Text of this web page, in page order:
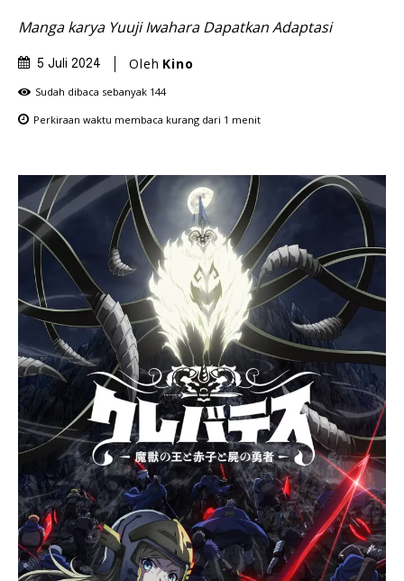
Manga karya Yuuji Iwahara Dapatkan Adaptasi
5 Juli 2024 Oleh Kino
Sudah dibaca sebanyak 144
Perkiraan waktu membaca kurang dari 1 menit